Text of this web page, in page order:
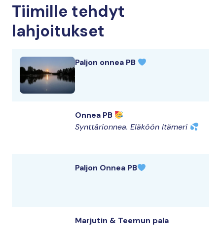
Tiimille tehdyt
lahjoitukset
Paljon onnea PB
Onnea PB
Synttärionnea. Eläköön Itämeri
Paljon Onnea PB
Marjutin & Teemun pala